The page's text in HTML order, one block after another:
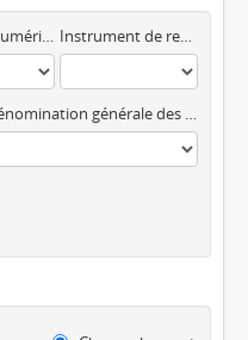
Document numérique disponible Instrument de recherche
Dénomination générale des documents